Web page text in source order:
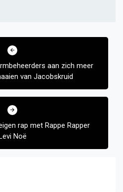
aan zich meer
van Jacobskruid
rap met Rappe Rapper
Noë